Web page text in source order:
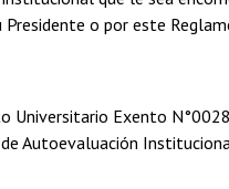
Presidente o por este
Universitario Exento
Autoevaluación